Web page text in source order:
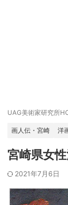
UAG美術家研究所
画人伝・宮崎 洋
宮崎県女
2021年7月6日